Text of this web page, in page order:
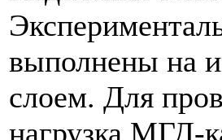
выполнены на
слоем. Для
нагрузка МГД-